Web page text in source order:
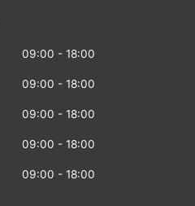
09:00 - 18:00
09:00 - 18:00
09:00 - 18:00
09:00 - 18:00
09:00 - 18:00